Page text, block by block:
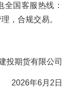
国客服热线：
，合规交易。
期货有限公司
2026年6月2日